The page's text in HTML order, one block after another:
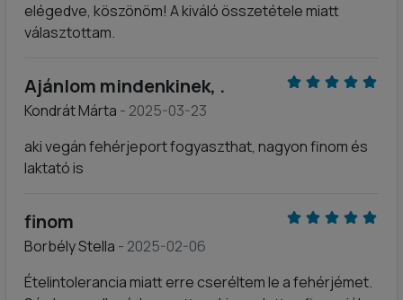
elégedve, köszönöm! A kiváló összetétele miatt
választottam.
Ajánlom mindenkinek, .
Kondrát Márta - 2025-03-23
aki vegán fehérjeport fogyaszthat, nagyon finom és
laktató is
finom
Borbély Stella - 2025-02-06
Ételintolerancia miatt erre cseréltem le a fehérjémet.